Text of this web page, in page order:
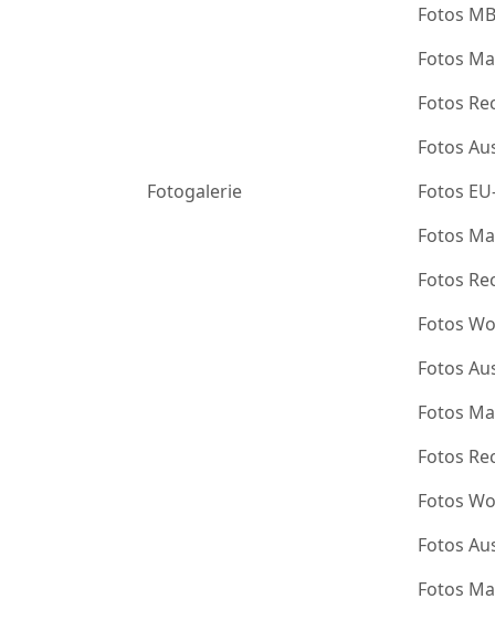
Fotogalerie
Fotos
Fotos
Fotos
Fotos
Fotos
Fotos
Fotos
Fotos
Fotos
Fotos
Fotos
Fotos
Fotos
Fotos